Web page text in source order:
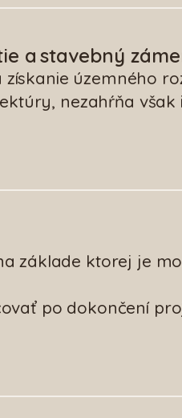
a stavebný
územného
nezahŕňa
základe ktorej je
po dokončení